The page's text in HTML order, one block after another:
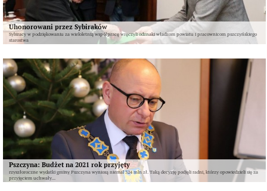
Uhonorowani przez Sybiraków
Sybiracy w podziękowaniu za wieloletnią współpracę wręczyli odznaki władzom powiatu i pracownicom pszczyńskiego
starostwa
Pszczyna: Budżet na 2021 rok przyjęty
rzyszłoroczne wydatki gminy Pszczyna wyniosą niemal 324 mln zł. Taką decyzję podjęli radni, którzy opowiedzieli się za
przyjęciem uchwały...